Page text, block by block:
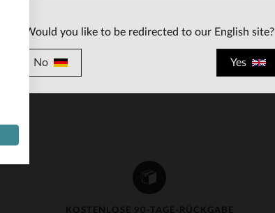
KOSTENLOSE 90-TAGE-RÜCKGABE
per E-Mail
contact@leder-jack.de
Would you like to be redirected to our English site?
No Yes